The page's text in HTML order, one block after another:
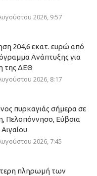
2026, 9:57
204,6 εκατ. ευρώ από
Ανάπτυξης για
της ΔΕΘ
2026, 8:17
πυρκαγιάς σήμερα σε
Πελοπόννησο, Εύβοια
2026, 7:45
πληρωμή των